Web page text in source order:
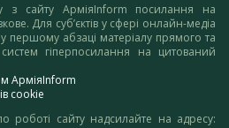
з сайту АрміяInform посилання на
Для суб’єктів у сфері онлайн-медіа
першому абзаці матеріалу прямого та
гіперпосилання на цитований
АрміяInform
cookie
роботі сайту надсилайте на адресу: